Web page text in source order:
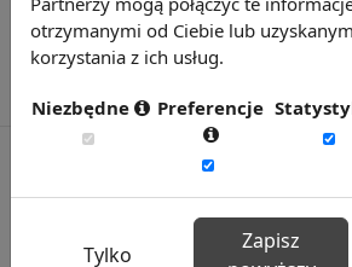
Rynekpracy.pl
sedlak.pl
otrzymanymi od Ciebie lub
korzystania z ich usług.
Niezbędne Preferencje
Tylko
Zapisz